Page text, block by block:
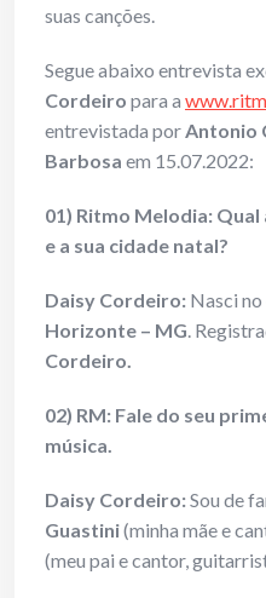
suas canções.
Segue abaixo entrevista
Cordeiro para a
entrevistada porAntonio
Barbosa em 15.07.2022:
01) Ritmo Melodia:
e a sua cidade natal?
Daisy Cordeiro: Nasci
Horizonte – MG.
Cordeiro.
02) RM: Fale do seu
música.
Daisy Cordeiro:Sou de
Guastini(minha mãe e
(meu pai e cantor,